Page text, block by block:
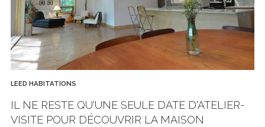
LEED HABITATIONS
IL NE RESTE QU'UNE SEULE DATE D'ATELIER-
VISITE POUR DÉCOUVRIR LA MAISON